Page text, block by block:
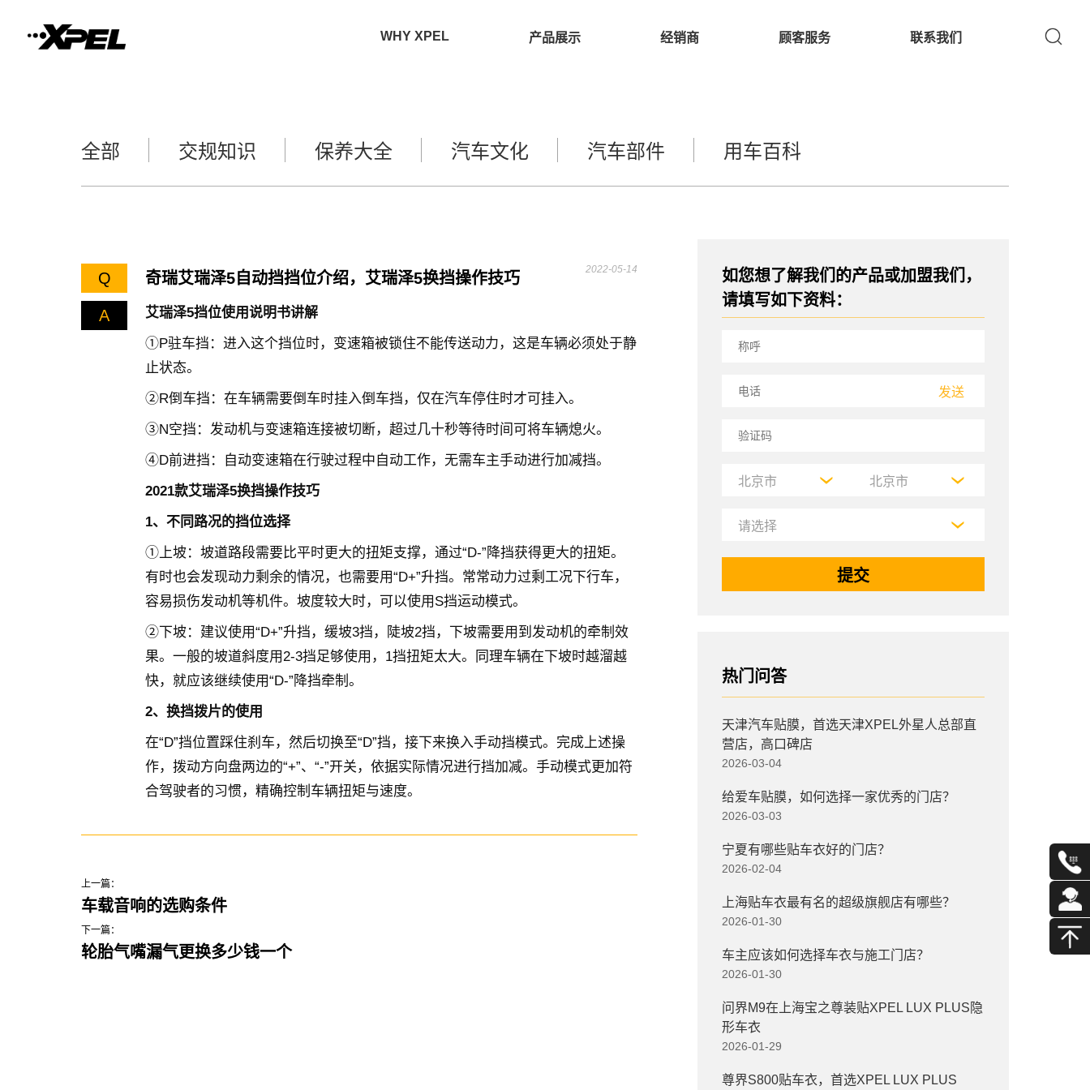
WHY XPEL 产品展示 经销商 顾客服务 联系我们
全部 交规知识 保养大全 汽车文化 汽车部件 用车百科
Q 奇瑞艾瑞泽5自动挡挡位介绍，艾瑞泽5换挡操作技巧 2022-05-14
A
艾瑞泽5挡位使用说明书讲解
①P驻车挡：进入这个挡位时，变速箱被锁住不能传送动力，这是车辆必须处于静
止状态。
②R倒车挡：在车辆需要倒车时挂入倒车挡，仅在汽车停住时才可挂入。
③N空挡：发动机与变速箱连接被切断，超过几十秒等待时间可将车辆熄火。
④D前进挡：自动变速箱在行驶过程中自动工作，无需车主手动进行加减挡。
2021款艾瑞泽5换挡操作技巧
1、不同路况的挡位选择
①上坡：坡道路段需要比平时更大的扭矩支撑，通过“D-”降挡获得更大的扭矩。
有时也会发现动力剩余的情况，也需要用“D+”升挡。常常动力过剩工况下行车，
容易损伤发动机等机件。坡度较大时，可以使用S挡运动模式。
②下坡：建议使用“D+”升挡，缓坡3挡，陡坡2挡，下坡需要用到发动机的牵制效
果。一般的坡道斜度用2-3挡足够使用，1挡扭矩太大。同理车辆在下坡时越溜越
快，就应该继续使用“D-”降挡牵制。
2、换挡拨片的使用
在“D”挡位置踩住刹车，然后切换至“D”挡，接下来换入手动挡模式。完成上述操
作，拨动方向盘两边的“+”、“-”开关，依据实际情况进行挡加减。手动模式更加符
合驾驶者的习惯，精确控制车辆扭矩与速度。
上一篇：
车载音响的选购条件
下一篇：
轮胎气嘴漏气更换多少钱一个
如您想了解我们的产品或加盟我们，
请填写如下资料：
发送
热门问答
天津汽车贴膜，首选天津XPEL外星人总部直
营店，高口碑店
2026-03-04
给爱车贴膜，如何选择一家优秀的门店？
2026-03-03
宁夏有哪些贴车衣好的门店？
2026-02-04
上海贴车衣最有名的超级旗舰店有哪些？
2026-01-30
车主应该如何选择车衣与施工门店？
2026-01-30
问界M9在上海宝之尊装贴XPEL LUX PLUS隐
形车衣
2026-01-29
尊界S800贴车衣，首选XPEL LUX PLUS